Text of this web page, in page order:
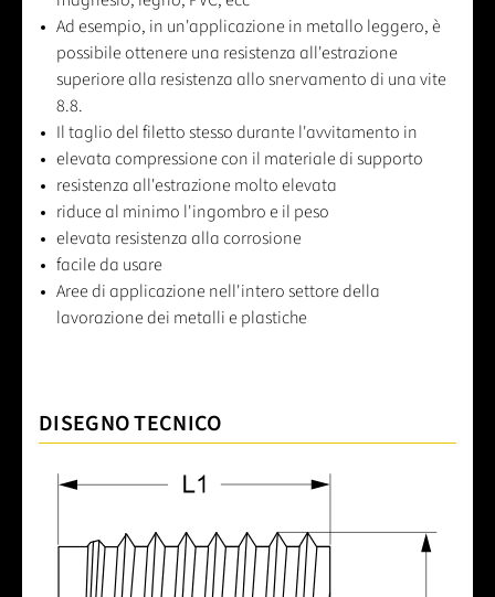
Ad esempio, in un'applicazione in metallo leggero, è
possibile ottenere una resistenza all'estrazione
superiore alla resistenza allo snervamento di una vite
8.8.
Il taglio del filetto stesso durante l'avvitamento in
elevata compressione con il materiale di supporto
resistenza all'estrazione molto elevata
riduce al minimo l'ingombro e il peso
elevata resistenza alla corrosione
facile da usare
Aree di applicazione nell'intero settore della
lavorazione dei metalli e plastiche
DISEGNO TECNICO